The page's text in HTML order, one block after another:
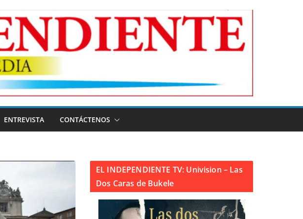
ENTREVISTA CONTÁCTENOS
EL INDEPENDIENTE TV: Univision – Las
Dos Caras de Bukele